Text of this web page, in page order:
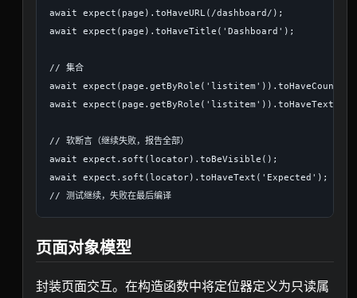
await expect(page).toHaveURL(/dashboard/);
await expect(page).toHaveTitle('Dashboard');
// 集合
await
await
// 软断言（继续失败，报告全部）
await expect.soft(locator).toBeVisible();
await expect.soft(locator).toHaveText('Expected');
页面对象模型
封装页面交互。在构造函数中将定位器定义为只读属